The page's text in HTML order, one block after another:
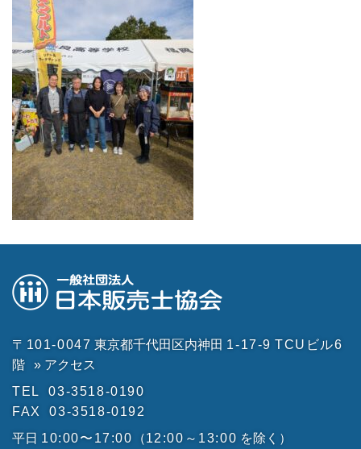
〒101-0047 東京都千代田区内神田 1-17-9 TCUビル6
階
» アクセス
TEL
03-3518-0190
FAX
03-3518-0192
平日 10:00〜17:00 （12:00～13:00 を除く）